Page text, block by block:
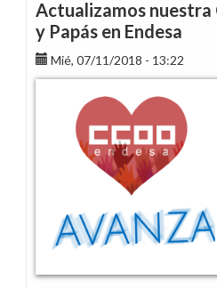
de
Papás
y
Mamás
y
Conciliación
de
Endesa
Actualizamos nuestra
y Papás en Endesa
Mié, 07/11/2018 - 13:22